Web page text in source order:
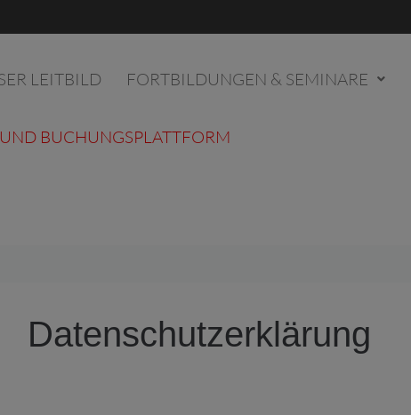
LEITBILD FORTBILDUNGEN & SEMINARE
BUCHUNGSPLATTFORM
Datenschutzerklärung